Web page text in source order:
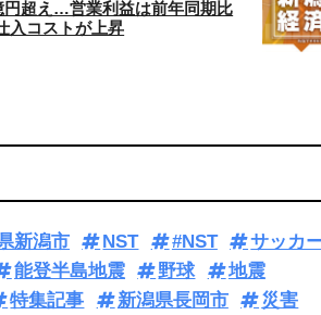
円超え…営業利益は前年同期比
コストが上昇
新潟市 NST #NST
サッカ
能登半島地震 野球
地震
特集記事 新潟県長岡市
災害